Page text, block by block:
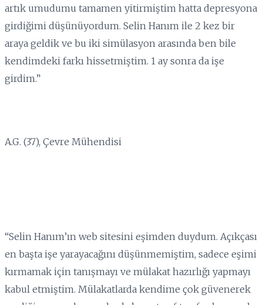
artık umudumu tamamen yitirmiştim hatta depresyona
girdiğimi düşünüyordum. Selin Hanım ile 2 kez bir
araya geldik ve bu iki simülasyon arasında ben bile
kendimdeki farkı hissetmiştim. 1 ay sonra da işe
girdim.”
A.G. (37), Çevre Mühendisi
“Selin Hanım’ın web sitesini eşimden duydum. Açıkçası
en başta işe yarayacağını düşünmemiştim, sadece eşimi
kırmamak için tanışmayı ve mülakat hazırlığı yapmayı
kabul etmiştim. Mülakatlarda kendime çok güvenerek